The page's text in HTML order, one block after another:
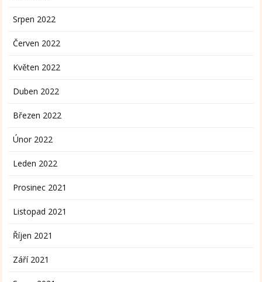
Srpen 2022
Červen 2022
Květen 2022
Duben 2022
Březen 2022
Únor 2022
Leden 2022
Prosinec 2021
Listopad 2021
Říjen 2021
Září 2021